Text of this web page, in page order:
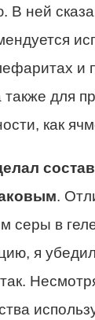
В ней
и
также для
как
.
серы в
я